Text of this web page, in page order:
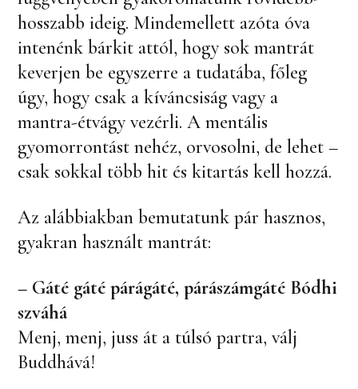
hosszabb ideig. Mindemellett azóta óva
intenénk bárkit attól, hogy sok mantrát
keverjen be egyszerre a tudatába, főleg
úgy, hogy csak a kíváncsiság vagy a
mantra-étvágy vezérli. A mentális
gyomorrontást nehéz, orvosolni, de lehet –
csak sokkal több hit és kitartás kell hozzá.
Az alábbiakban bemutatunk pár hasznos,
gyakran használt mantrát:
– Gáté gáté párágáté, párászámgáté Bódhi
szváhá
Menj, menj, juss át a túlsó partra, válj
Buddhává!